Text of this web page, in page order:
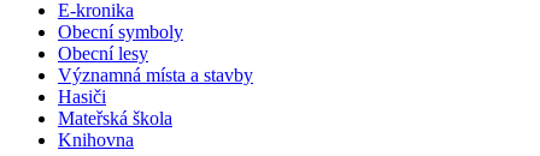
E-kronika
Obecní symboly
Obecní lesy
Významná místa a stavby
Hasiči
Mateřská škola
Knihovna